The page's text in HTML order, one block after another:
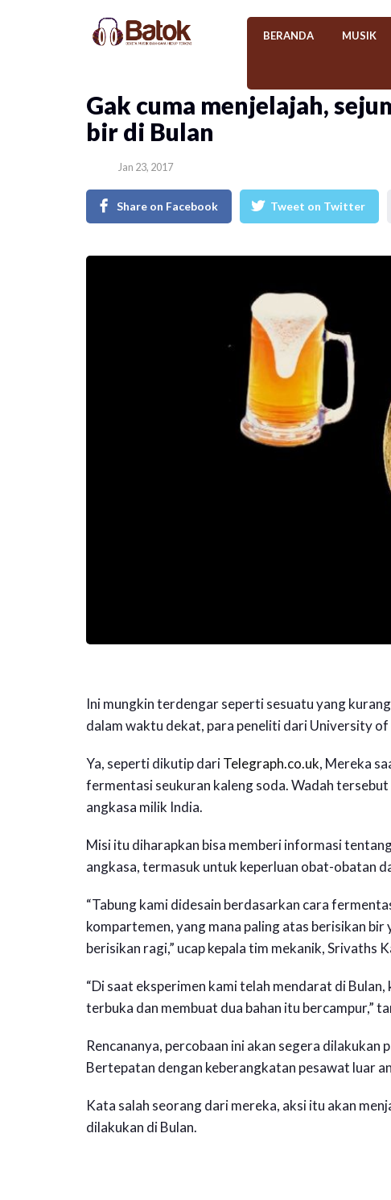
BERANDA MUSIK
Gak cuma menjelajah,
bir di Bulan
Jan 23, 2017
Share on Facebook Tweet on Twitter
Ini mungkin terdengar seperti sesuatu yang
dalam waktu dekat, para peneliti dari University
Ya, seperti dikutip dariTelegraph.co.uk, Mereka
fermentasi seukuran kaleng soda. Wadah
angkasa milik India.
Misi itu diharapkan bisa memberi informasi
angkasa, termasuk untuk keperluan obat-obatan
“Tabung kami didesain berdasarkan cara
kompartemen, yang mana paling atas berisikan
berisikan ragi,” ucap kepala tim mekanik, Srivaths
“Di saat eksperimen kami telah mendarat di
terbuka dan membuat dua bahan itu bercampur,”
Rencananya, percobaan ini akan segera dilakukan
Bertepatan dengan keberangkatan pesawat luar
Kata salah seorang dari mereka, aksi itu akan
dilakukan di Bulan.